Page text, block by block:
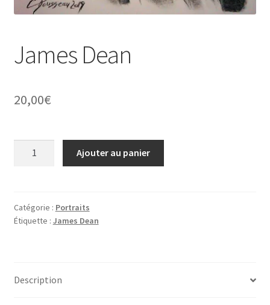
James Dean
20,00€
Ajouter au panier
Catégorie : Portraits
Étiquette : James Dean
Description